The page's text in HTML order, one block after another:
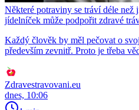
Některé potraviny se tráví déle než
jídelníček může podpořit zdravé
Každý člověk by měl pečovat o
především zevnitř. Proto je třeba
Zdravestravovani.eu
dnes, 10:06